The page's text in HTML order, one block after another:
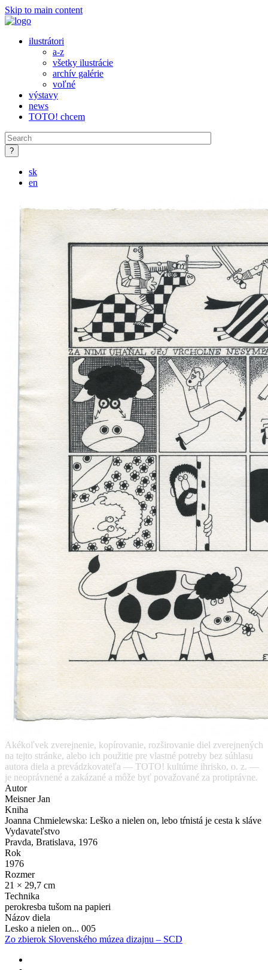
Skip to main content
ilustrátori
a-z
všetky ilustrácie
archív galérie
voľné
výstavy
news
TOTO! chcem
sk
en
Akékoľvek zverejnenie, kopírovanie, rozširovanie diel zverejnených
na tejto stránke, alebo ich použitie pre vlastné potreby bez súhlasu
autora diela a prevádzkovateľa — TOTO! kultúrne ihrisko, o. z. —
je neoprávnené a zakázané a môže byť považované za protiprávne.
Autor
Meisner Jan
Kniha
Joanna Chmielewska: Leško a nielen on, lebo tŕnistá je cesta k sláve
Vydavateľstvo
Pravda, Bratislava, 1976
Rok
1976
Rozmer
21 × 29,7 cm
Technika
perokresba tušom na papieri
Názov diela
Lesko a nielen on... 005
Zo zbierok Slovenského múzea dizajnu – SCD